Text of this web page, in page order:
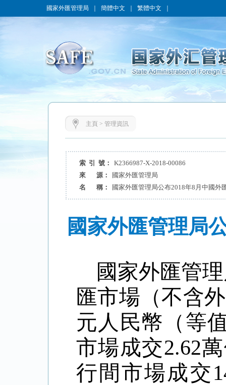
國家外匯管理局 簡體中文 繁體中文
主頁 > 管理資訊
索 引 號：
K2366987-X-2018-00086
來 源：
國家外匯管理局
名 稱：
國家外匯管理局公布2018年8月中國外
國家外匯管理局
國家外匯管
匯市場（不含
元人民幣（等
市場成交2.62
行間市場成交